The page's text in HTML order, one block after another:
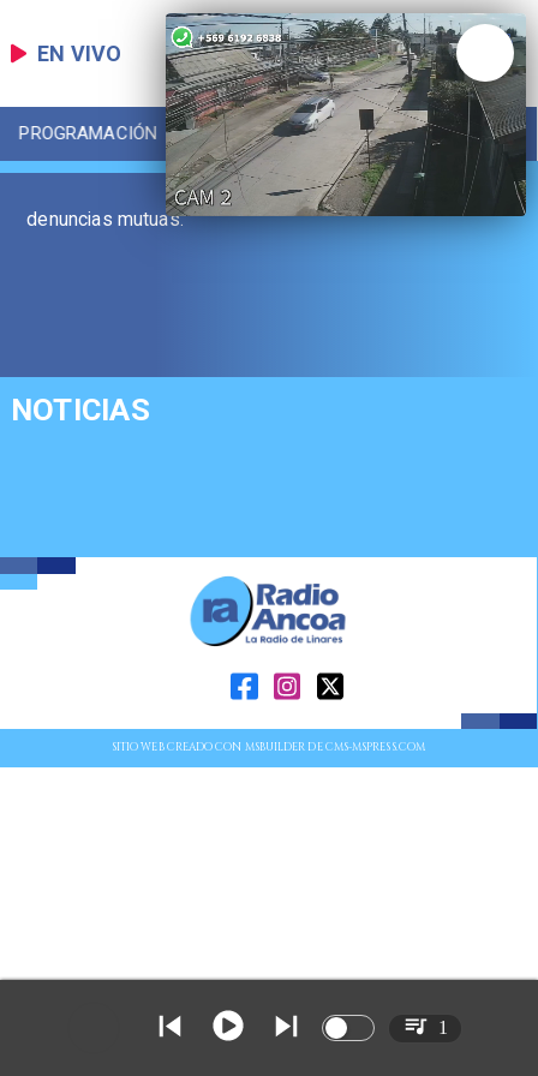
EN VIVO
PROGRAMACIÓN LOCAL DEPORTES
denuncias mutuas.
NOTICIAS
SITIO WEB CREADO CON MSBUILDER DE CMS-MSPRESS.COM
1